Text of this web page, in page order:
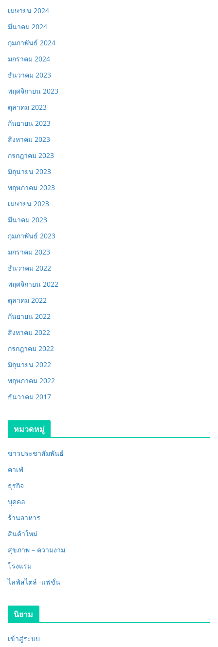
เมษายน 2024
มีนาคม 2024
กุมภาพันธ์ 2024
มกราคม 2024
ธันวาคม 2023
พฤศจิกายน 2023
ตุลาคม 2023
กันยายน 2023
สิงหาคม 2023
กรกฎาคม 2023
มิถุนายน 2023
พฤษภาคม 2023
เมษายน 2023
มีนาคม 2023
กุมภาพันธ์ 2023
มกราคม 2023
ธันวาคม 2022
พฤศจิกายน 2022
ตุลาคม 2022
กันยายน 2022
สิงหาคม 2022
กรกฎาคม 2022
มิถุนายน 2022
พฤษภาคม 2022
ธันวาคม 2017
หมวดหมู่
ข่าวประชาสัมพันธ์
คาเฟ่
ธุรกิจ
บุคคล
ร้านอาหาร
สินค้าใหม่
สุขภาพ – ความงาม
โรงแรม
ไลฟ์สไตล์ -แฟชั่น
นิยาม
เข้าสู่ระบบ